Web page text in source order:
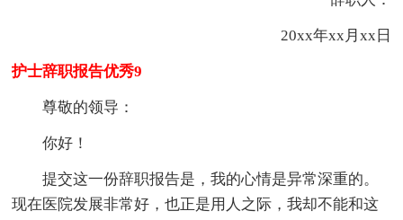
20xx年xx月xx日
护士辞职报告优秀9
尊敬的领导：
你好！
提交这一份辞职报告是，我的心情是异常深重的。
现在医院发展非常好，也正是用人之际，我却不能和这